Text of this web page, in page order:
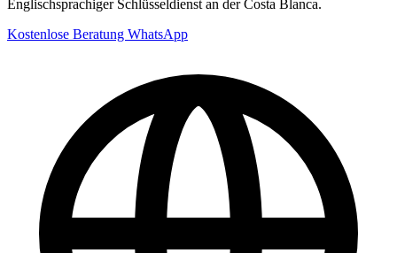
Englischsprachiger Schlüsseldienst an der Costa Blanca.
Kostenlose Beratung WhatsApp